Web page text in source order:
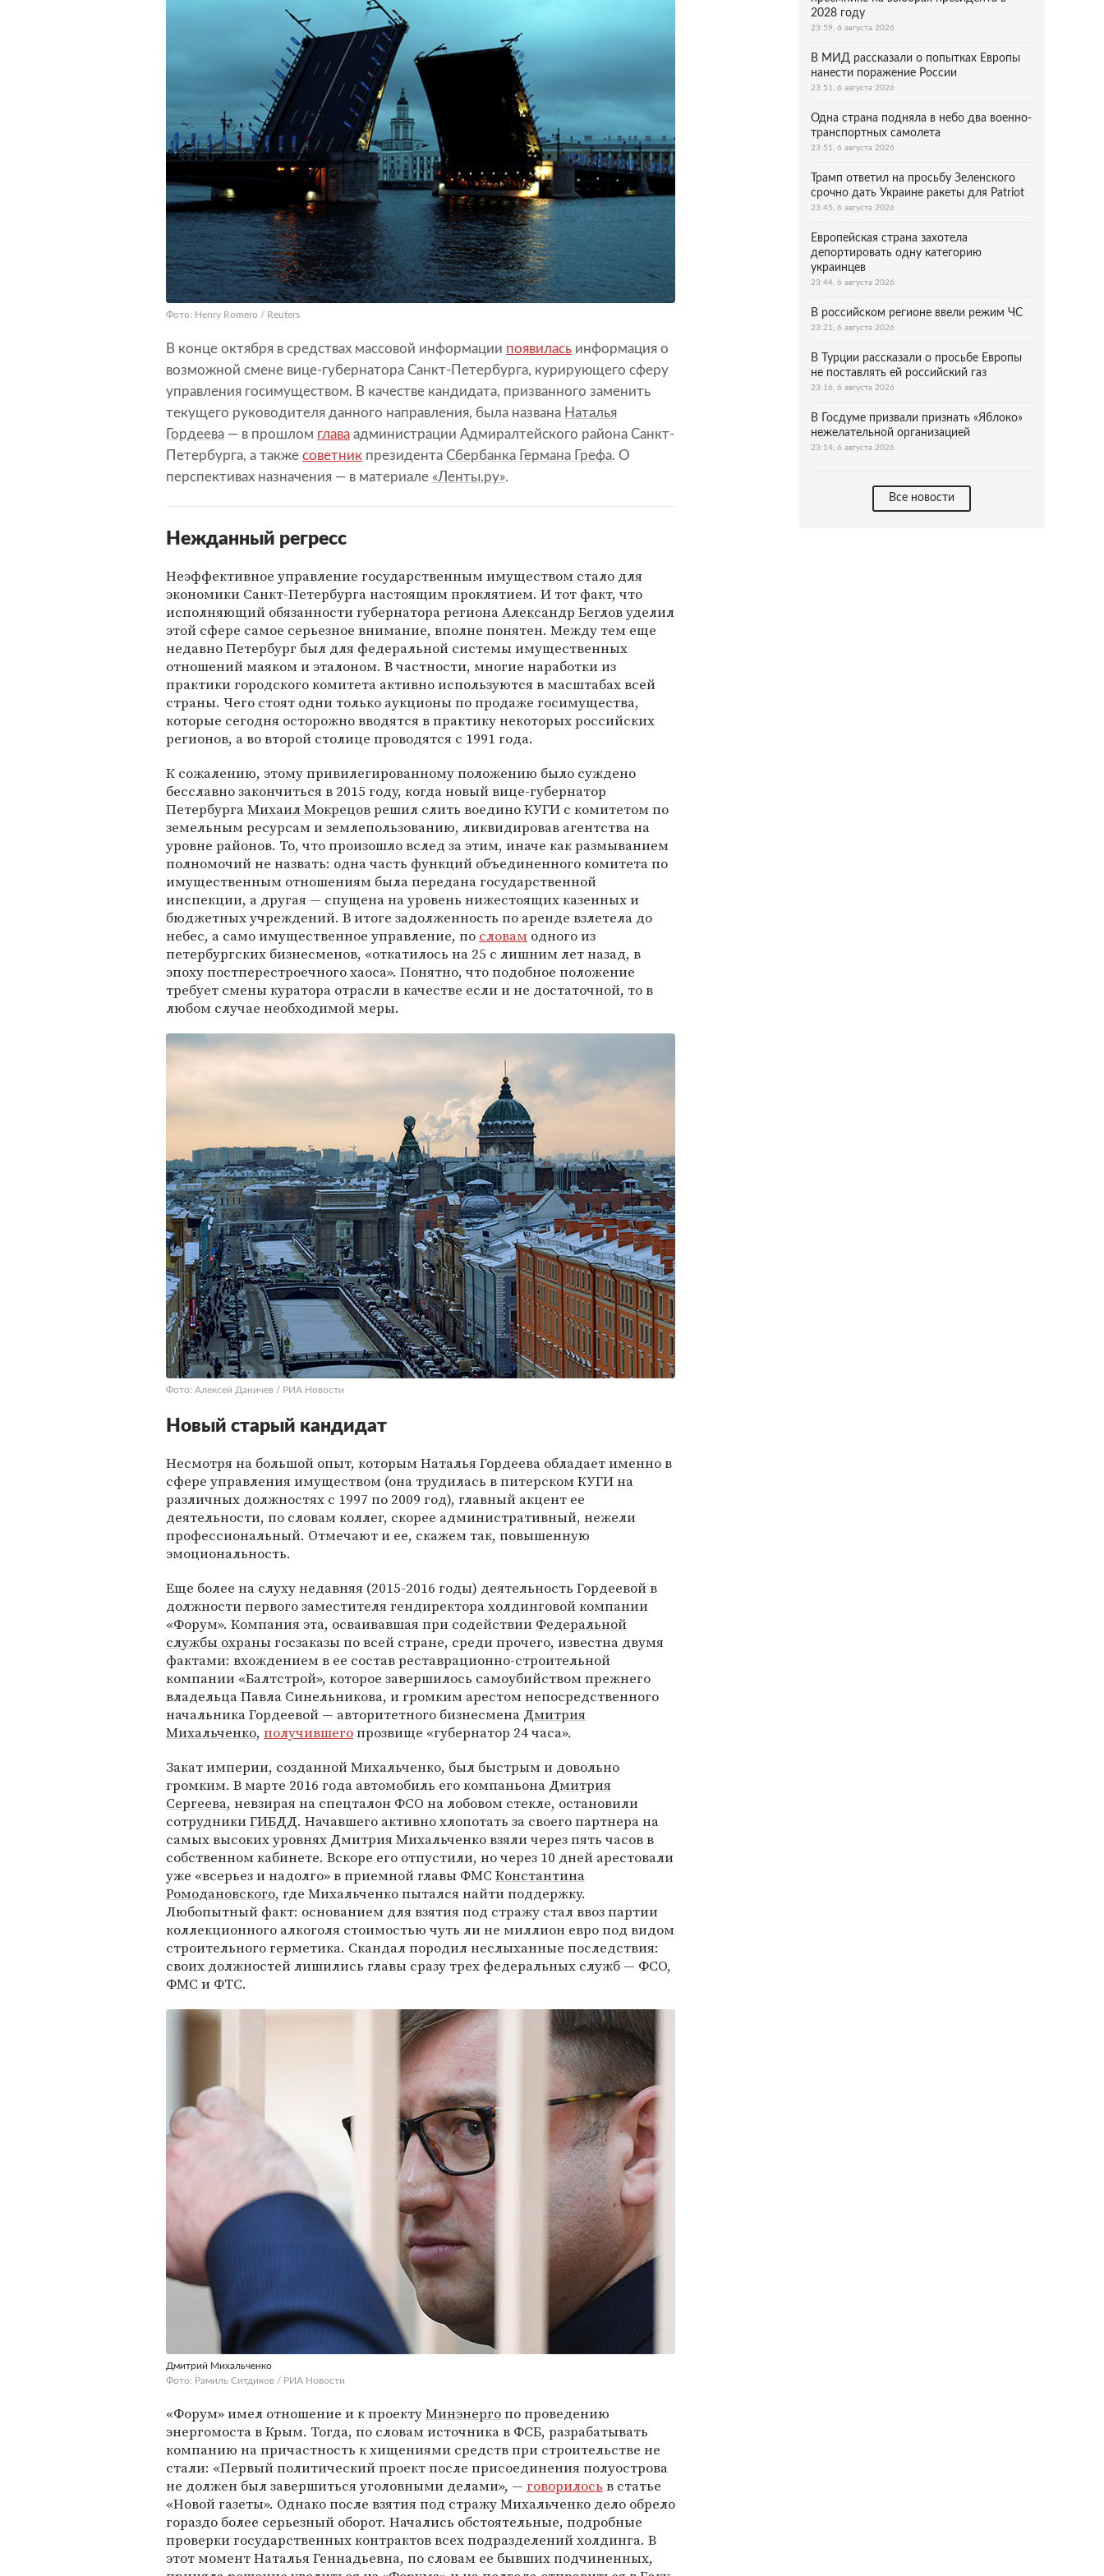
Фото: Henry Romero / Reuters
В конце октября в средствах массовой информации появилась информация о
возможной смене вице-губернатора Санкт-Петербурга, курирующего сферу
управления госимуществом. В качестве кандидата, призванного заменить
текущего руководителя данного направления, была названа Наталья
Гордеева — в прошлом глава администрации Адмиралтейского района Санкт-
Петербурга, а также советник президента Сбербанка Германа Грефа. О
перспективах назначения — в материале «Ленты.ру».
Нежданный регресс
Неэффективное управление государственным имуществом стало для
экономики Санкт-Петербурга настоящим проклятием. И тот факт, что
исполняющий обязанности губернатора регионаАлександр Бегловуделил
этой сфере самое серьезное внимание, вполне понятен. Между тем еще
недавно Петербург был для федеральной системы имущественных
отношений маяком и эталоном. В частности, многие наработки из
практики городского комитета активно используются в масштабах всей
страны. Чего стоят одни только аукционы по продаже госимущества,
которые сегодня осторожно вводятся в практику некоторых российских
регионов, а во второй столице проводятся с 1991 года.
К сожалению, этому привилегированному положению было суждено
бесславно закончиться в 2015 году, когда новый вице-губернатор
ПетербургаМихаил Мокрецоврешил слить воедино КУГИ с комитетом по
земельным ресурсам и землепользованию, ликвидировав агентства на
уровне районов. То, что произошло вслед за этим, иначе как размыванием
полномочий не назвать: одна часть функций объединенного комитета по
имущественным отношениям была передана государственной
инспекции, а другая — спущена на уровень нижестоящих казенных и
бюджетных учреждений. В итоге задолженность по аренде взлетела до
небес, а само имущественное управление, по словам одного из
петербургских бизнесменов, «откатилось на 25 с лишним лет назад, в
эпоху постперестроечного хаоса». Понятно, что подобное положение
требует смены куратора отрасли в качестве если и не достаточной, то в
любом случае необходимой меры.
Фото: Алексей Даничев / РИА Новости
Новый старый кандидат
Несмотря на большой опыт, которым Наталья Гордеева обладает именно в
сфере управления имуществом (она трудилась в питерском КУГИ на
различных должностях с 1997 по 2009 год), главный акцент ее
деятельности, по словам коллег, скорее административный, нежели
профессиональный. Отмечают и ее, скажем так, повышенную
эмоциональность.
Еще более на слуху недавняя (2015-2016 годы) деятельность Гордеевой в
должности первого заместителя гендиректора холдинговой компании
«Форум». Компания эта, осваивавшая при содействии Федеральной
службы охраныгосзаказы по всей стране, среди прочего, известна двумя
фактами: вхождением в ее состав реставрационно-строительной
компании «Балтстрой», которое завершилось самоубийством прежнего
владельца Павла Синельникова, и громким арестом непосредственного
начальника Гордеевой — авторитетного бизнесмена Дмитрия
Михальченко, получившегопрозвище «губернатор 24 часа».
Закат империи, созданной Михальченко, был быстрым и довольно
громким. В марте 2016 года автомобиль его компаньона Дмитрия
Сергеева, невзирая на спецталон ФСО на лобовом стекле, остановили
сотрудникиГИБДД. Начавшего активно хлопотать за своего партнера на
самых высоких уровнях Дмитрия Михальченко взяли через пять часов в
собственном кабинете. Вскоре его отпустили, но через 10 дней арестовали
уже «всерьез и надолго» в приемной главы ФМС Константина
Ромодановского, где Михальченко пытался найти поддержку.
Любопытный факт: основанием для взятия под стражу стал ввоз партии
коллекционного алкоголя стоимостью чуть ли не миллион евро под видом
строительного герметика. Скандал породил неслыханные последствия:
своих должностей лишились главы сразу трех федеральных служб — ФСО,
ФМС и ФТС.
Дмитрий Михальченко
Фото: Рамиль Ситдиков / РИА Новости
«Форум» имел отношение и к проектуМинэнергопо проведению
энергомоста в Крым. Тогда, по словам источника в ФСБ, разрабатывать
компанию на причастность к хищениями средств при строительстве не
стали: «Первый политический проект после присоединения полуострова
не должен был завершиться уголовными делами», — говорилось в статье
«Новой газеты». Однако после взятия под стражу Михальченко дело обрело
гораздо более серьезный оборот. Начались обстоятельные, подробные
проверки государственных контрактов всех подразделений холдинга. В
этот момент Наталья Геннадьевна, по словам ее бывших подчиненных,
2028 году
23:59, 6 августа 2026
В МИД рассказали о попытках Европы
нанести поражение России
23:51, 6 августа 2026
Одна страна подняла в небо два военно-
транспортных самолета
23:51, 6 августа 2026
Трамп ответил на просьбу Зеленского
срочно дать Украине ракеты для Patriot
23:45, 6 августа 2026
Европейская страна захотела
депортировать одну категорию
украинцев
23:44, 6 августа 2026
В российском регионе ввели режим ЧС
23:21, 6 августа 2026
В Турции рассказали о просьбе Европы
не поставлять ей российский газ
23:16, 6 августа 2026
В Госдуме призвали признать «Яблоко»
нежелательной организацией
23:14, 6 августа 2026
Все новости